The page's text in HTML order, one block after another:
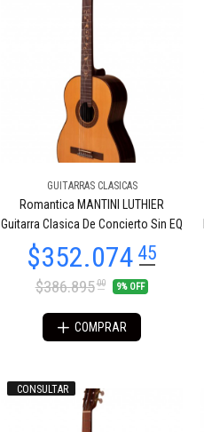
GUITARRAS CLASICAS
Romantica MANTINI LUTHIER
Guitarra Clasica De Concierto Sin EQ
$386.89500 9% OFF
COMPRAR
CONSULTAR